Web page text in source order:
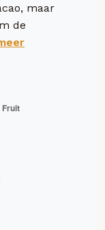
maar
de